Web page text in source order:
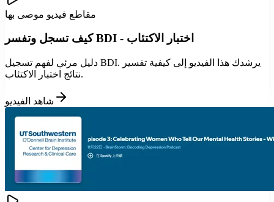
مقاطع فيديو موصى بها
كيف تسجل وتفسر BDI - اختبار الاكتئاب
دليل مرئي لفهم تسجيل BDI. يرشدك هذا الفيديو إلى كيفية تفسير
نتائج اختبار الاكتئاب.
شاهد الفيديو